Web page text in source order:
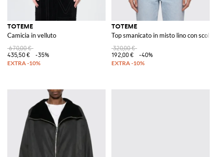
TOTEME
Camicia in velluto
670,00 €
435,50 €
-35%
TOTEME
Top smanicato in misto lino con
320,00 €
192,00 €
-40%